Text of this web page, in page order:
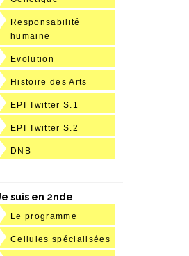
Responsabilité
humaine
Evolution
Histoire des Arts
EPI Twitter S.1
EPI Twitter S.2
DNB
suis en 2nde
Le programme
Cellules spécialisées